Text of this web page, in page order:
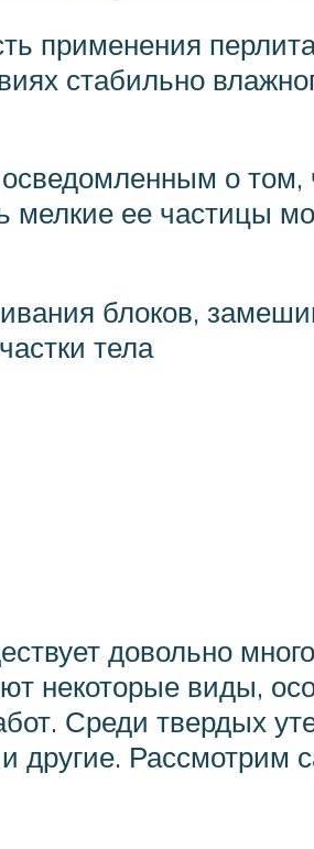
применения
стабильно
о том,
ее частицы
блоков,
тела
довольно
некоторые виды,
Среди твердых
другие.